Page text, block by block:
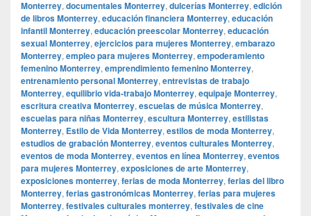
Monterrey, documentales Monterrey, dulcerías Monterrey, edición
de libros Monterrey, educación financiera Monterrey, educación
infantil Monterrey, educación preescolar Monterrey, educación
sexual Monterrey, ejercicios para mujeres Monterrey, embarazo
Monterrey, empleo para mujeres Monterrey, empoderamiento
femenino Monterrey, emprendimiento femenino Monterrey,
entrenamiento personal Monterrey, entrevistas de trabajo
Monterrey, equilibrio vida-trabajo Monterrey, equipaje Monterrey,
escritura creativa Monterrey, escuelas de música Monterrey,
escuelas para niñas Monterrey, escultura Monterrey, estilistas
Monterrey, Estilo de Vida Monterrey, estilos de moda Monterrey,
estudios de grabación Monterrey, eventos culturales Monterrey,
eventos de moda Monterrey, eventos en línea Monterrey, eventos
para mujeres Monterrey, exposiciones de arte Monterrey,
exposiciones monterrey, ferias de moda Monterrey, ferias del libro
Monterrey, ferias gastronómicas Monterrey, ferias para mujeres
Monterrey, festivales culturales monterrey, festivales de cine